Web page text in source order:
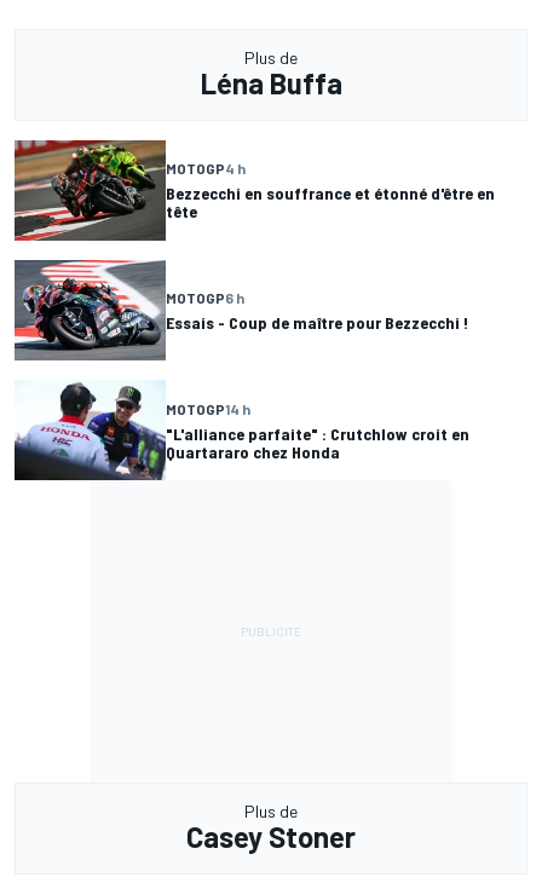
Plus de
Léna Buffa
MOTOGP4 h
Bezzecchi en souffrance et étonné d'être en
tête
MOTOGP6 h
Essais - Coup de maître pour Bezzecchi !
MOTOGP14 h
"L'alliance parfaite" : Crutchlow croit en
Quartararo chez Honda
Plus de
Casey Stoner